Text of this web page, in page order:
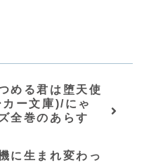
める君は堕天使
ー文庫)/にゃ
全巻のあらす
に生まれ変わっ